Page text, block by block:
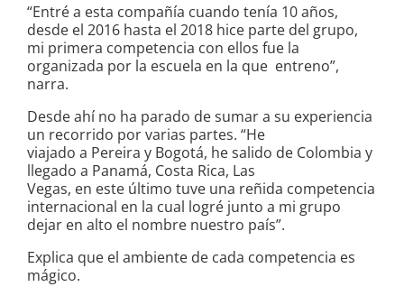
“Entré a esta compañía cuando tenía 10 años,
desde el 2016 hasta el 2018 hice parte del grupo,
mi primera competencia con ellos fue la
organizada por la escuela en la que entreno”,
narra.
Desde ahí no ha parado de sumar a su experiencia
un recorrido por varias partes. “He
viajado a Pereira y Bogotá, he salido de Colombia y
llegado a Panamá, Costa Rica, Las
Vegas, en este último tuve una reñida competencia
internacional en la cual logré junto a mi grupo
dejar en alto el nombre nuestro país”.
Explica que el ambiente de cada competencia es
mágico.